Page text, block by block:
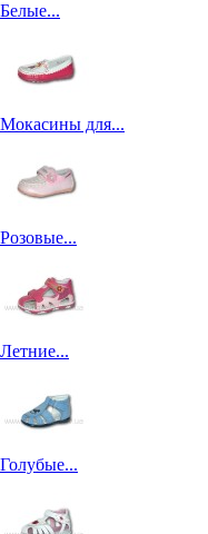
Белые...
Мокасины для...
Розовые...
Летние...
Голубые...